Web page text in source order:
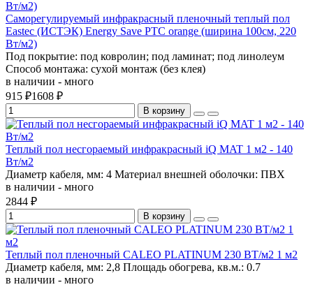
Саморегулируемый инфракрасный пленочный теплый пол
Eastec (ИСТЭК) Energy Save PTC orange (ширина 100см, 220
Вт/м2)
Под покрытие: под ковролин; под ламинат; под линолеум
Способ монтажа: сухой монтаж (без клея)
в наличии - много
915 ₽1608 ₽
В корзину
Теплый пол несгораемый инфракрасный iQ MAT 1 м2 - 140
Вт/м2
Диаметр кабеля, мм: 4 Материал внешней оболочки: ПВХ
в наличии - много
2844 ₽
В корзину
Теплый пол пленочный CALEO PLATINUM 230 ВТ/м2 1 м2
Диаметр кабеля, мм: 2,8 Площадь обогрева, кв.м.: 0.7
в наличии - много